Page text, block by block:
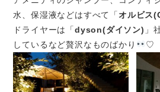
水、保湿液などはすべて「オルビス
ドライヤーは「dyson(ダイソン) 」
しているなど贅沢なものばかり
♡